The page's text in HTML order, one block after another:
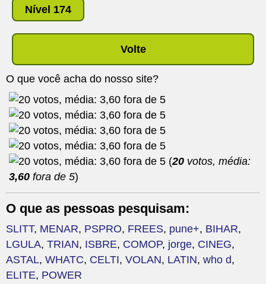
Nível 174
Volte
O que você acha do nosso site?
(20 votos, média:
3,60 fora de 5)
O que as pessoas pesquisam:
SLITT, MENAR, PSPRO, FREES, pune+, BIHAR,
LGULA, TRIAN, ISBRE, COMOP, jorge, CINEG,
ASTAL, WHATC, CELTI, VOLAN, LATIN, who d,
ELITE, POWER